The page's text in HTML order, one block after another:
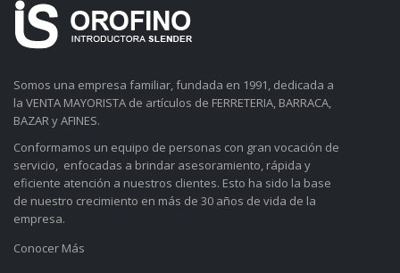
Somos una empresa familiar, fundada en 1991, dedicada a
la VENTA MAYORISTA de artículos de FERRETERIA, BARRACA,
BAZAR y AFINES.
Conformamos un equipo de personas con gran vocación de
servicio, enfocadas a brindar asesoramiento, rápida y
eficiente atención a nuestros clientes. Esto ha sido la base
de nuestro crecimiento en más de 30 años de vida de la
empresa.
Conocer Más